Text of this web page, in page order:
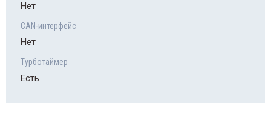
Нет
CAN-интерфейс
Нет
Турботаймер
Есть